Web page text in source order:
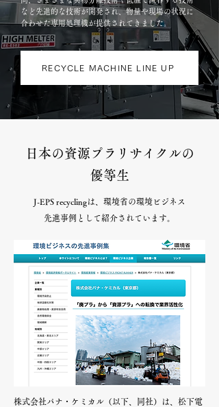
など先進的な技術が開発され、物量や現場の状況に
合わせた専用処理機が提供されてきました。
RECYCLE MACHINE LINE UP
日本の資源プラリサイクルの
優等生
J-EPS recyclingは、環境省の環境ビジネス
先進事例として紹介されています。
株式会社パナ・ケミカル（以下、同社）は、松下電